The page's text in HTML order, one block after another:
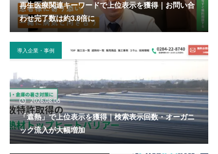
再生医療関連キーワードで上位表示を獲得｜お問い合
わせ完了数は約3.8倍に
導入企業・事例
2026.08.06
「遮熱」で上位表示を獲得｜検索表示回数・オーガニ
ック流入が大幅増加